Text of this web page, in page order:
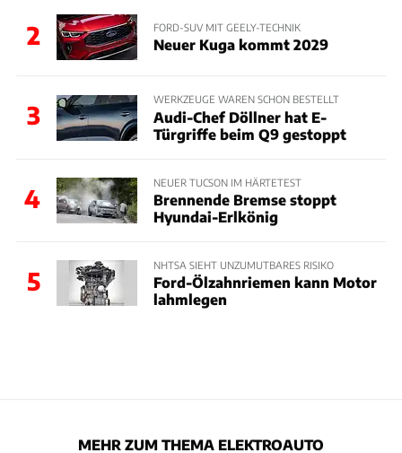
2 FORD-SUV MIT GEELY-TECHNIK
Neuer Kuga kommt 2029
3
WERKZEUGE WAREN SCHON BESTELLT
Audi-Chef Döllner hat E-
Türgriffe beim Q9 gestoppt
4
NEUER TUCSON IM HÄRTETEST
Brennende Bremse stoppt
Hyundai-Erlkönig
5
NHTSA SIEHT UNZUMUTBARES RISIKO
Ford-Ölzahnriemen kann Motor
lahmlegen
MEHR ZUM THEMA ELEKTROAUTO